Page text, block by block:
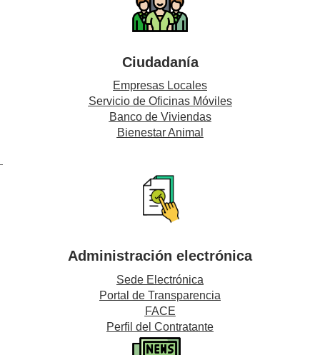
Ciudadanía
Empresas Locales
Servicio de Oficinas Móviles
Banco de Viviendas
Bienestar Animal
Administración electrónica
Sede Electrónica
Portal de Transparencia
FACE
Perfil del Contratante